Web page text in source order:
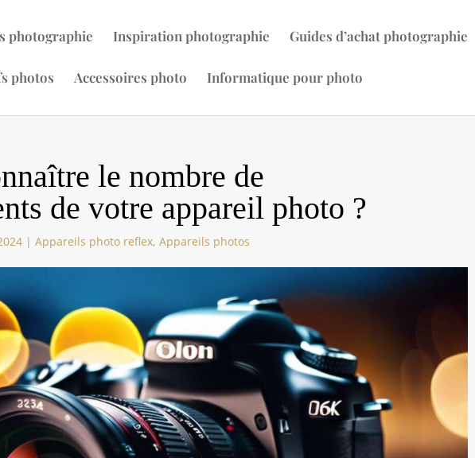
photographie Inspiration photographie Guides d’achat photographie
photos Accessoires photo Informatique pour photo
le nombre de
de votre appareil photo ?
|Appareils photo reflex,Appareils photos